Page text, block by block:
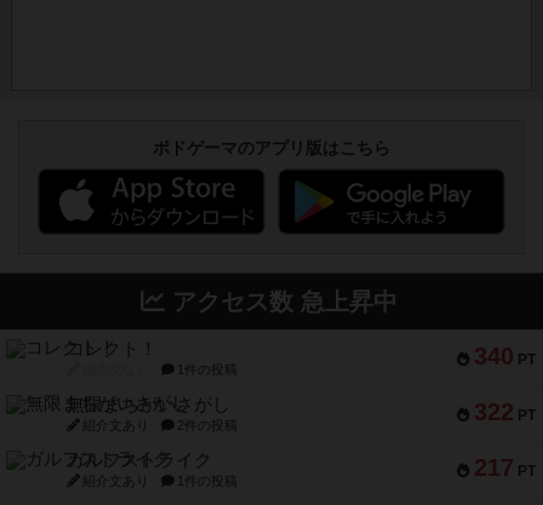
ボドゲーマのアプリ版はこちら
アクセス数 急上昇中
340 PT
コレクト！
1件の投稿
322 PT
無限まちがいさがし
紹介文あり 2件の投稿
217 PT
ガルフストライク
紹介文あり 1件の投稿